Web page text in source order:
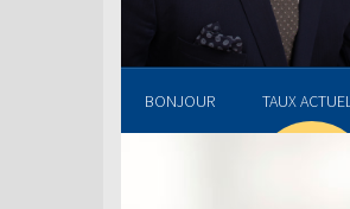
BONJOUR TAUX